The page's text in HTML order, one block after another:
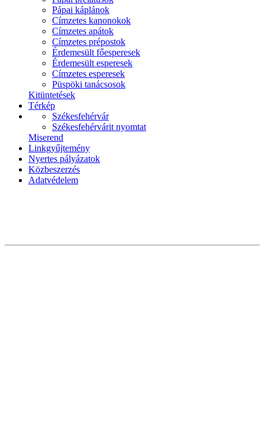
Pápai káplánok
Címzetes kanonokok
Címzetes apátok
Címzetes prépostok
Érdemesült főesperesek
Érdemesült esperesek
Címzetes esperesek
Püspöki tanácsosok
Kitüntetések
Térkép
Székesfehérvár
Székesfehérvárit nyomtat
Miserend
Linkgyűjtemény
Nyertes pályázatok
Közbeszerzés
Adatvédelem